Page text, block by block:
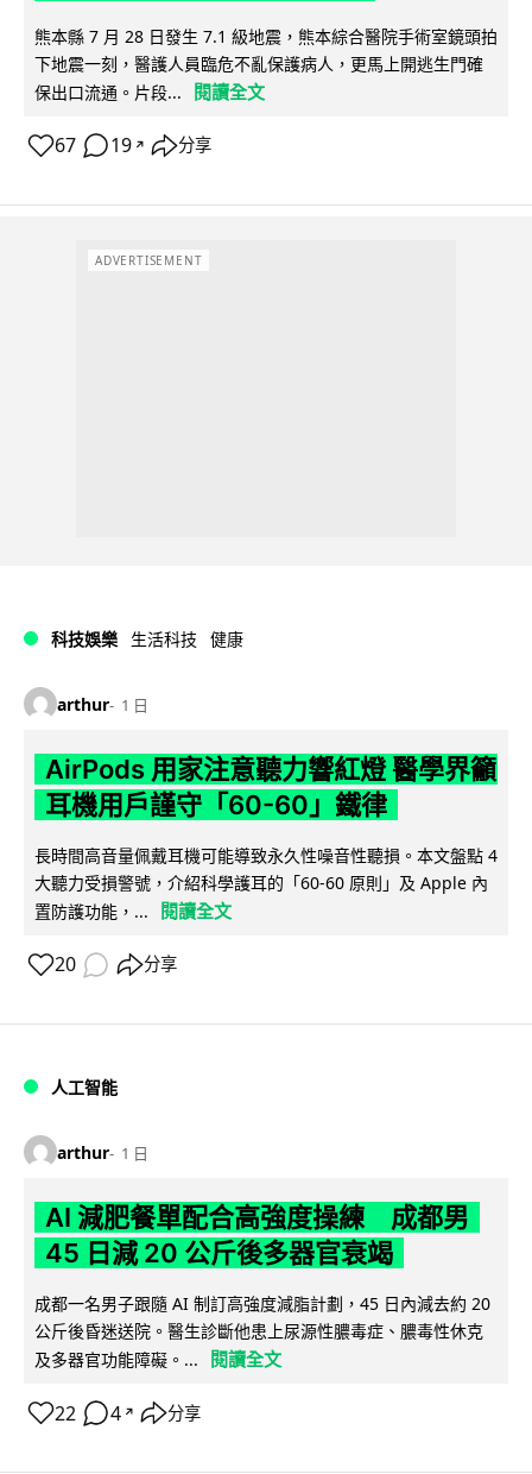
熊本縣 7 月 28 日發生 7.1 級地震，熊本綜合醫院手術室鏡頭拍
下地震一刻，醫護人員臨危不亂保護病人，更馬上開逃生門確
保出口流通。片段...
閱讀全文
67 19 ↗ 分享
ADVERTISEMENT
科技娛樂 生活科技 健康
arthur 1 日
AirPods 用家注意聽力響紅燈 醫學界籲
耳機用戶謹守「60-60」鐵律
長時間高音量佩戴耳機可能導致永久性噪音性聽損。本文盤點 4
大聽力受損警號，介紹科學護耳的「60-60 原則」及 Apple 內
置防護功能，...
閱讀全文
20 分享
人工智能
arthur 1 日
AI 減肥餐單配合高強度操練 成都男
45 日減 20 公斤後多器官衰竭
成都一名男子跟隨 AI 制訂高強度減脂計劃，45 日內減去約 20
公斤後昏迷送院。醫生診斷他患上尿源性膿毒症、膿毒性休克
及多器官功能障礙。...
閱讀全文
22 4 ↗ 分享